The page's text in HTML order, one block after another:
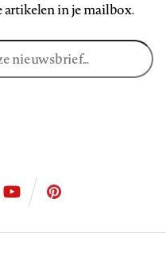
artikelen in je mailbox.
ons
ons